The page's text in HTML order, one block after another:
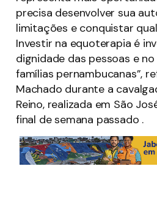
precisa desenvolver sua
limitações e conquistar
Investir na equoterapia é
dignidade das pessoas e
famílias pernambucanas”,
Machado durante a
Reino, realizada em São
final de semana passado .